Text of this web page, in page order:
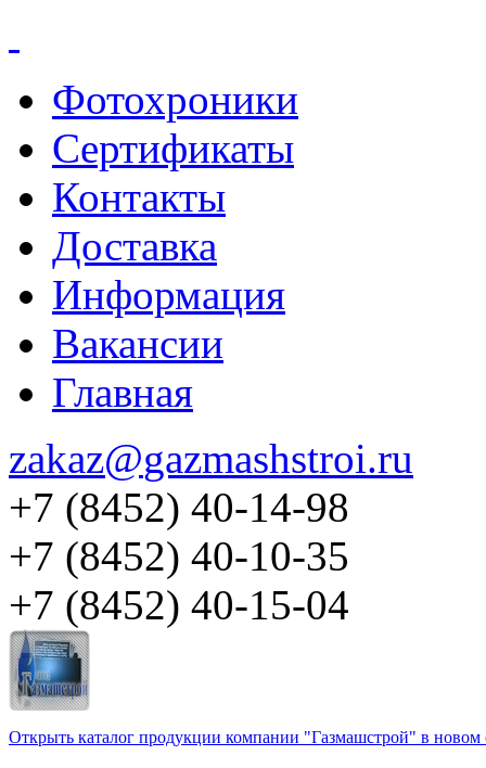
Фотохроники
Сертификаты
Контакты
Доставка
Информация
Вакансии
Главная
zakaz@gazmashstroi.ru
+7 (8452) 40-14-98
+7 (8452) 40-10-35
+7 (8452) 40-15-04
Открыть каталог продукции компании "Газмашстрой" в